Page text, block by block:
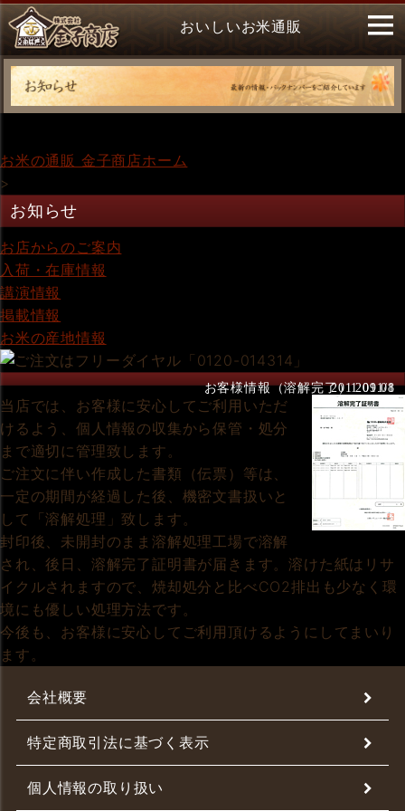
おいしいお米通販
お米の通販 金子商店ホーム
>
お知らせ
お店からのご案内
入荷・在庫情報
講演情報
掲載情報
お米の産地情報
お客様情報（溶解完了） 2011/8
2011.09.01
当店では、お客様に安心してご利用いただ
けるよう、個人情報の収集から保管・処分
まで適切に管理致します。
ご注文に伴い作成した書類（伝票）等は、
一定の期間が経過した後、機密文書扱いと
して「溶解処理」致します。
封印後、未開封のまま溶解処理工場で溶解
され、後日、溶解完了証明書が届きます。溶けた紙はリサ
イクルされますので、焼却処分と比べCO2排出も少なく環
境にも優しい処理方法です。
今後も、お客様に安心してご利用頂けるようにしてまいり
ます。
会社概要
特定商取引法に基づく表示
個人情報の取り扱い